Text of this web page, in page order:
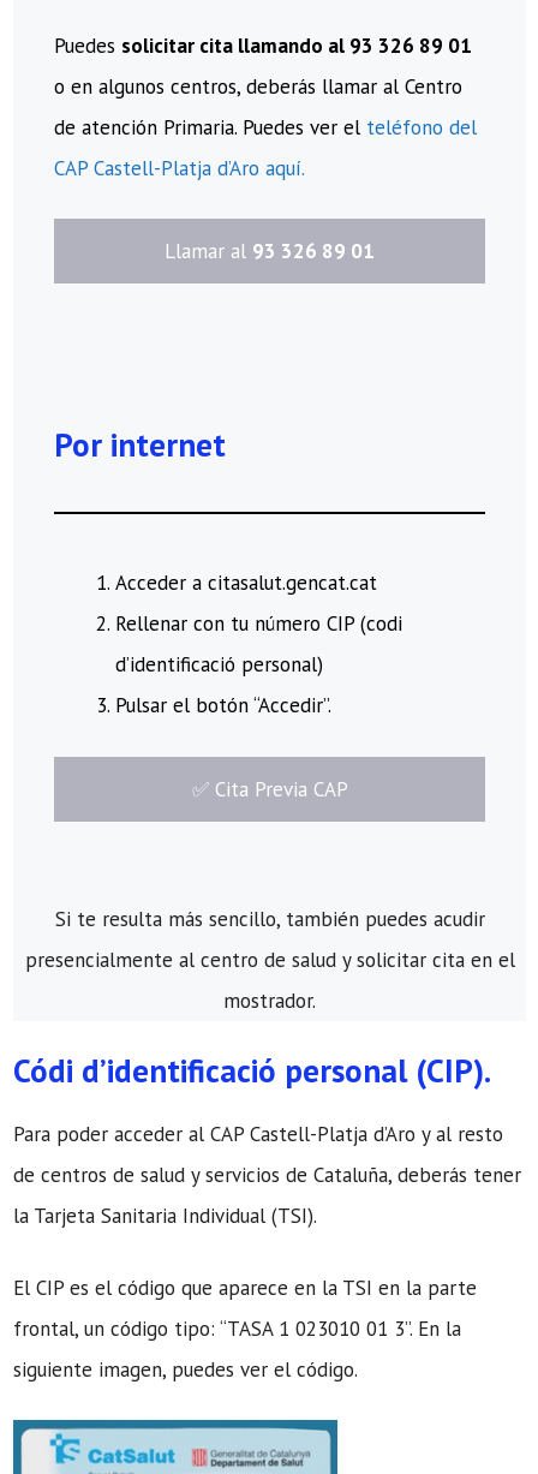
Puedes solicitar cita llamando al 93 326 89 01
o en algunos centros, deberás llamar al Centro
de atención Primaria. Puedes ver el teléfono del
CAP Castell-Platja d’Aro aquí.
​Llamar al 93 326 89 01
Por internet
Acceder a citasalut.gencat.cat
Rellenar con tu número CIP (codi
d’identificació personal)
Pulsar el botón “Accedir”.
​✅​ Cita Previa CAP
Si te resulta más sencillo, también puedes acudir
presencialmente al centro de salud y solicitar cita en el
mostrador.
Códi d’identificació personal (CIP).
Para poder acceder al CAP Castell-Platja d’Aro y al resto
de centros de salud y servicios de Cataluña, deberás tener
la Tarjeta Sanitaria Individual (TSI).
El CIP es el código que aparece en la TSI en la parte
frontal, un código tipo: “TASA 1 023010 01 3”. En la
siguiente imagen, puedes ver el código.